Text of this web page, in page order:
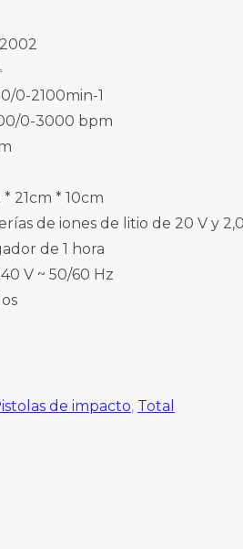
0-2100min-1
0-3000 bpm
21cm * 10cm
de iones de litio de 20 V y
de 1 hora
V ~ 50/60 Hz
de impacto, Total